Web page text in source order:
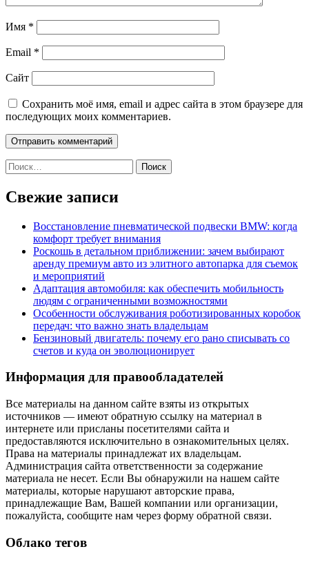
Имя *
Email *
Сайт
Сохранить моё имя, email и адрес сайта в этом браузере для
последующих моих комментариев.
Найти:
Свежие записи
Восстановление пневматической подвески BMW: когда
комфорт требует внимания
Роскошь в детальном приближении: зачем выбирают
аренду премиум авто из элитного автопарка для съемок
и мероприятий
Адаптация автомобиля: как обеспечить мобильность
людям с ограниченными возможностями
Особенности обслуживания роботизированных коробок
передач: что важно знать владельцам
Бензиновый двигатель: почему его рано списывать со
счетов и куда он эволюционирует
Информация для правообладателей
Все материалы на данном сайте взяты из открытых
источников — имеют обратную ссылку на материал в
интернете или присланы посетителями сайта и
предоставляются исключительно в ознакомительных целях.
Права на материалы принадлежат их владельцам.
Администрация сайта ответственности за содержание
материала не несет. Если Вы обнаружили на нашем сайте
материалы, которые нарушают авторские права,
принадлежащие Вам, Вашей компании или организации,
пожалуйста, сообщите нам через форму обратной связи.
Облако тегов